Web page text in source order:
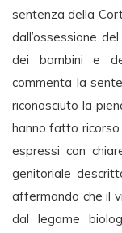
sentenza della
dall’ossessione
dei bambini e
commenta la
riconosciuto la
hanno fatto ricorso
espressi con
genitoriale
affermando che il
dal legame